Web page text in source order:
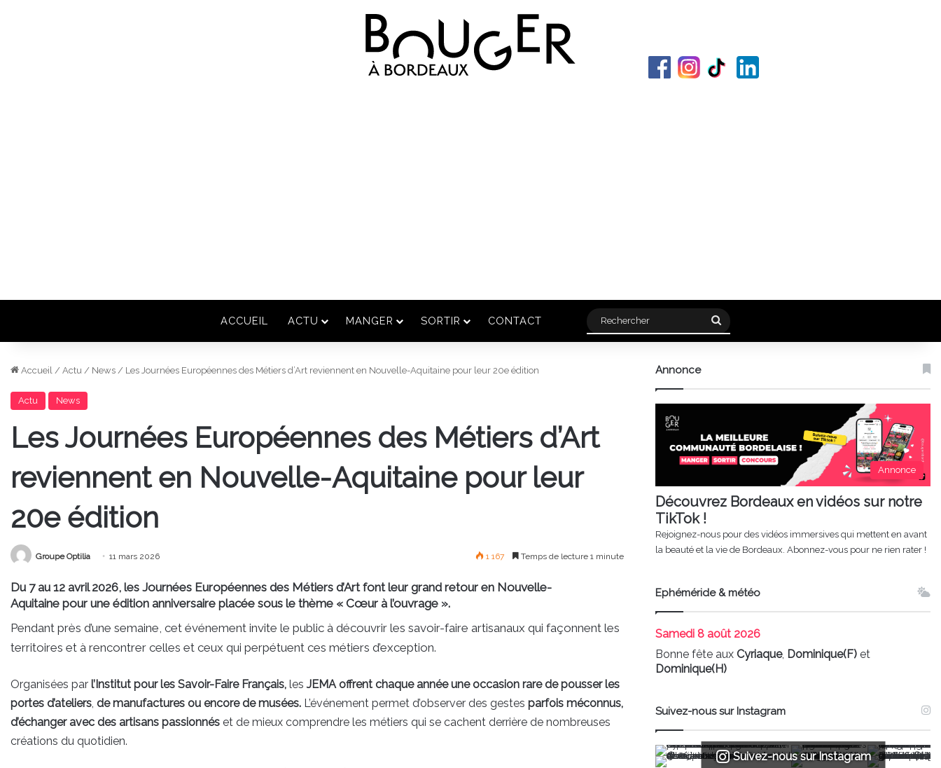
ACCUEIL ACTU MANGER SORTIR CONTACT Rechercher
Accueil / Actu / News / Les Journées Européennes des Métiers d’Art reviennent en Nouvelle-Aquitaine pour leur 20e édition
Actu News
Les Journées Européennes des Métiers d’Art
reviennent en Nouvelle-Aquitaine pour leur
20e édition
Groupe Optilia 11 mars 2026 1 167 Temps de lecture 1 minute
Du 7 au 12 avril 2026, les Journées Européennes des Métiers d’Artfont leur grand retour en Nouvelle-
Aquitaine pour une édition anniversaire placée sous le thème « Cœur à l’ouvrage ».
Pendant près d’une semaine, cet événement invite le public à découvrir les savoir-faire artisanaux qui façonnent les
territoires et à rencontrer celles et ceux qui perpétuent ces métiers d’exception.
Organisées par l’Institut pour les Savoir-Faire Français, les JEMA offrent chaque année une occasion rare de pousser les
portes d’ateliers, de manufactures ou encore de musées. L’événement permet d’observer des gestes parfois méconnus,
d’échanger avec des artisans passionnés et de mieux comprendre les métiers qui se cachent derrière de nombreuses
créations du quotidien.
Annonce
Annonce
Découvrez Bordeaux en vidéos sur notre
TikTok !
Rejoignez-nous pour des vidéos immersives qui mettent en avant
la beauté et la vie de Bordeaux. Abonnez-vous pour ne rien rater !
Ephéméride & météo
Samedi 8 août 2026
Bonne fête auxCyriaque, Dominique(F) et
Dominique(H)
Suivez-nous sur Instagram
Suivez-nous sur Instagram